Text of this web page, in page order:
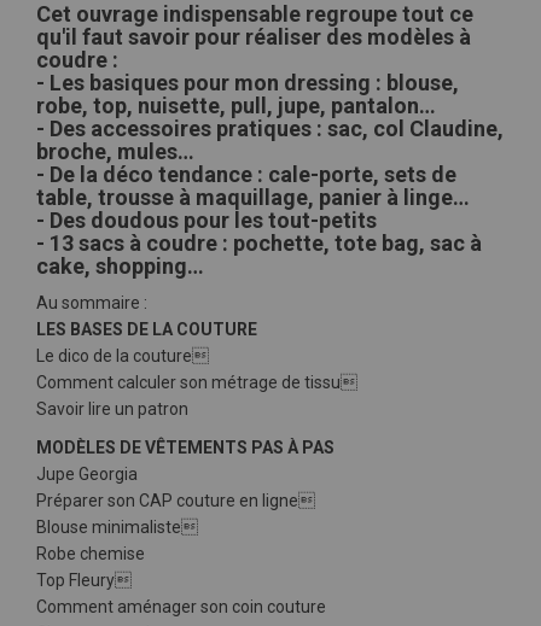
Cet ouvrage indispensable regroupe tout ce
qu'il faut savoir pour réaliser des modèles à
coudre :
- Les basiques pour mon dressing : blouse,
robe, top, nuisette, pull, jupe, pantalon…
- Des accessoires pratiques : sac, col Claudine,
broche, mules…
- De la déco tendance : cale-porte, sets de
table, trousse à maquillage, panier à linge…
- Des doudous pour les tout-petits
- 13 sacs à coudre : pochette, tote bag, sac à
cake, shopping…
Au sommaire :
LES BASES DE LA COUTURE
Le dico de la couture
Comment calculer son métrage de tissu
Savoir lire un patron
MODÈLES DE VÊTEMENTS PAS À PAS
Jupe Georgia
Préparer son CAP couture en ligne
Blouse minimaliste
Robe chemise
Top Fleury
Comment aménager son coin couture